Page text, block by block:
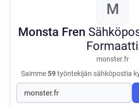
M
Monsta Fren
Formaatti
monster.fr
Saimme59työntekijän sähköpostia